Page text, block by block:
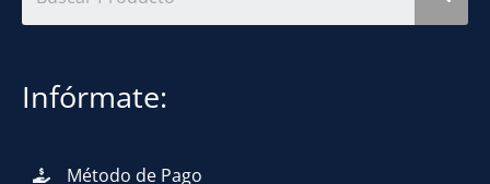
Infórmate:
Método de Pago